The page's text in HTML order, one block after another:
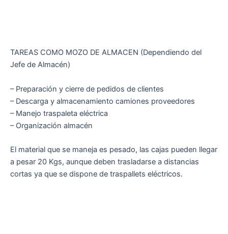
TAREAS COMO MOZO DE ALMACEN (Dependiendo del
Jefe de Almacén)
– Preparación y cierre de pedidos de clientes
– Descarga y almacenamiento camiones proveedores
– Manejo traspaleta eléctrica
– Organización almacén
El material que se maneja es pesado, las cajas pueden llegar
a pesar 20 Kgs, aunque deben trasladarse a distancias
cortas ya que se dispone de traspallets eléctricos.